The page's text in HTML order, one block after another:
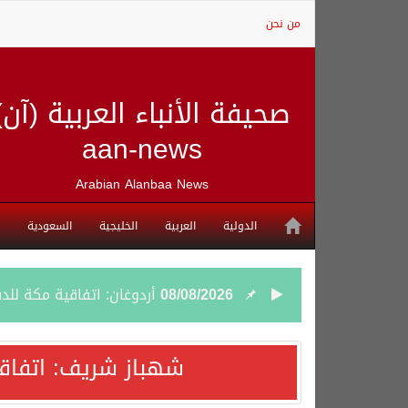
من نحن
صحيفة الأنباء العربية
aan-news
Arabian Alanbaa News
الدولية العربية الخليجية السعودية
08/08/2026 أردوغان: اتفاقية مكة
08/08/2026سمو وزير الخارجية :
شهباز شريف: